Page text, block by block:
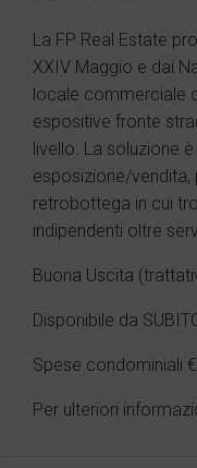
La FP Real Estate
XXIV Maggio e dai
locale commerciale
espositive fronte
livello. La soluzione
esposizione/vendita,
retrobottega in cui
indipendenti oltre
Buona Uscita
Disponibile da
Spese condominiali
Per ulteriori